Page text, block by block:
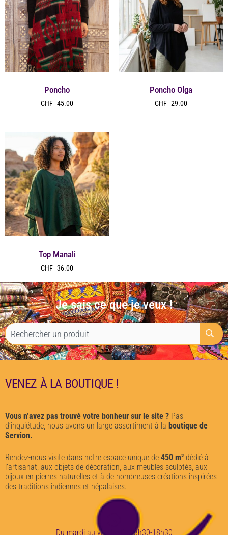
Poncho
CHF 45.00
Poncho Olga
CHF 29.00
Top Manali
CHF 36.00
Je sais ce que je veux !
VENEZ À LA BOUTIQUE !
Vous n’avez pas trouvé votre bonheur sur le site ? Pas
d’inquiétude, nous avons un large assortiment à la boutique de
Servion.
Rendez-nous visite dans notre espace unique de 450 m² dédié à
l’artisanat, aux objets de décoration, aux meubles sculptés, aux
bijoux en pierres naturelles et à de nombreuses créations inspirées
des traditions indiennes et népalaises.
Du mardi au vendredi : 13h30-18h30